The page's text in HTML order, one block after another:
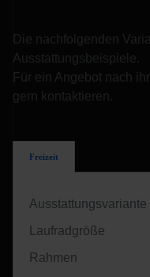
Die nachfolgenden
Ausstattungsbeispiele.
Für ein Angebot nach
gern kontaktieren.
Freizeit
Ausstattungsvariante
Laufradgröße
Rahmen